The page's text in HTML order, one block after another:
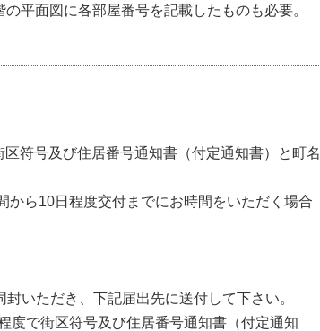
平面図に各部屋番号を記載したものも必要。
符号及び住居番号通知書（付定通知書）と町名
ら10日程度交付までにお時間をいただく場合
いただき、下記届出先に送付して下さい。
で街区符号及び住居番号通知書（付定通知